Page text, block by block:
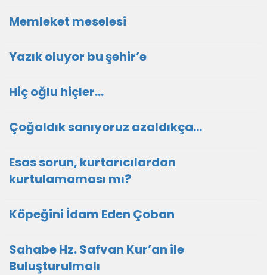
Memleket meselesi
Yazık oluyor bu şehir’e
Hiç oğlu hiçler…
Çoğaldık sanıyoruz azaldıkça…
Esas sorun, kurtarıcılardan
kurtulamaması mı?
Köpeğini İdam Eden Çoban
Sahabe Hz. Safvan Kur’an ile
Buluşturulmalı